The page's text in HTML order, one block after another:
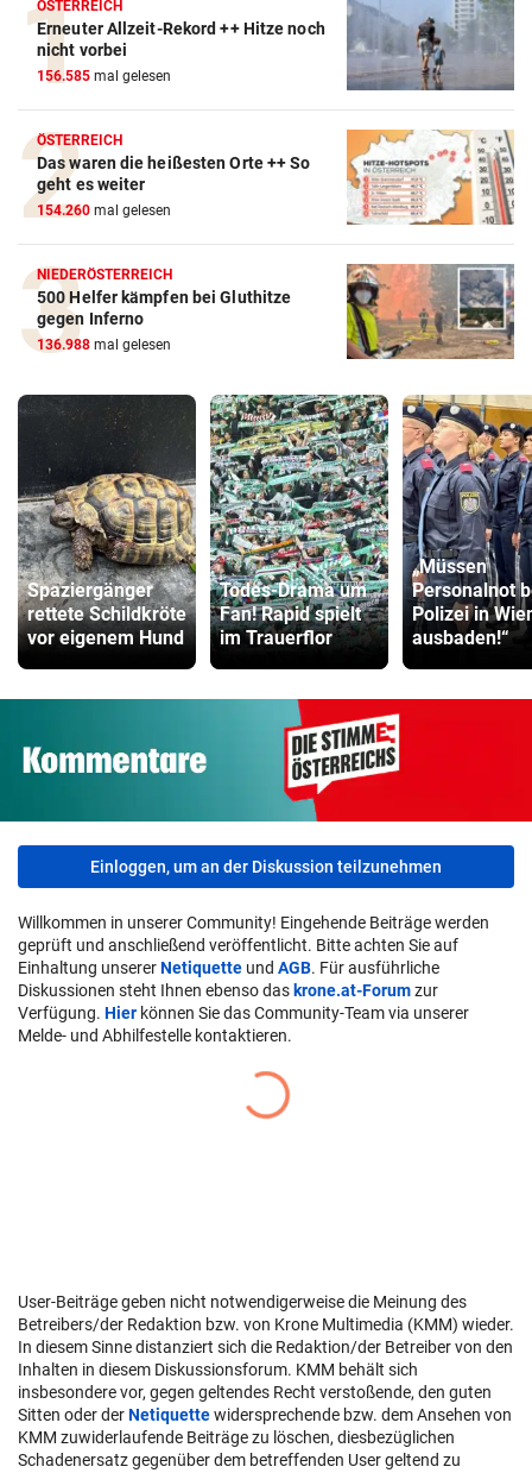
ÖSTERREICH
Erneuter Allzeit-Rekord ++ Hitze noch
nicht vorbei
156.585 mal gelesen
ÖSTERREICH
Das waren die heißesten Orte ++ So
geht es weiter
154.260 mal gelesen
NIEDERÖSTERREICH
500 Helfer kämpfen bei Gluthitze
gegen Inferno
136.988 mal gelesen
Spaziergänger
rettete Schildkröte
vor eigenem Hund
Todes-Drama um
Fan! Rapid spielt
im Trauerflor
„Müssen
Personalnot
Polizei in
ausbaden!“
Einloggen, um an der Diskussion teilzunehmen
Willkommen in unserer Community! Eingehende Beiträge werden
geprüft und anschließend veröffentlicht. Bitte achten Sie auf
Einhaltung unsererNetiquette und AGB. Für ausführliche
Diskussionen steht Ihnen ebenso das krone.at-Forumzur
Verfügung. Hier können Sie das Community-Team via unserer
Melde- und Abhilfestelle kontaktieren.
User-Beiträge geben nicht notwendigerweise die Meinung des
Betreibers/der Redaktion bzw. von Krone Multimedia (KMM) wieder.
In diesem Sinne distanziert sich die Redaktion/der Betreiber von den
Inhalten in diesem Diskussionsforum. KMM behält sich
insbesondere vor, gegen geltendes Recht verstoßende, den guten
Sitten oder derNetiquettewidersprechende bzw. dem Ansehen von
KMM zuwiderlaufende Beiträge zu löschen, diesbezüglichen
Schadenersatz gegenüber dem betreffenden User geltend zu